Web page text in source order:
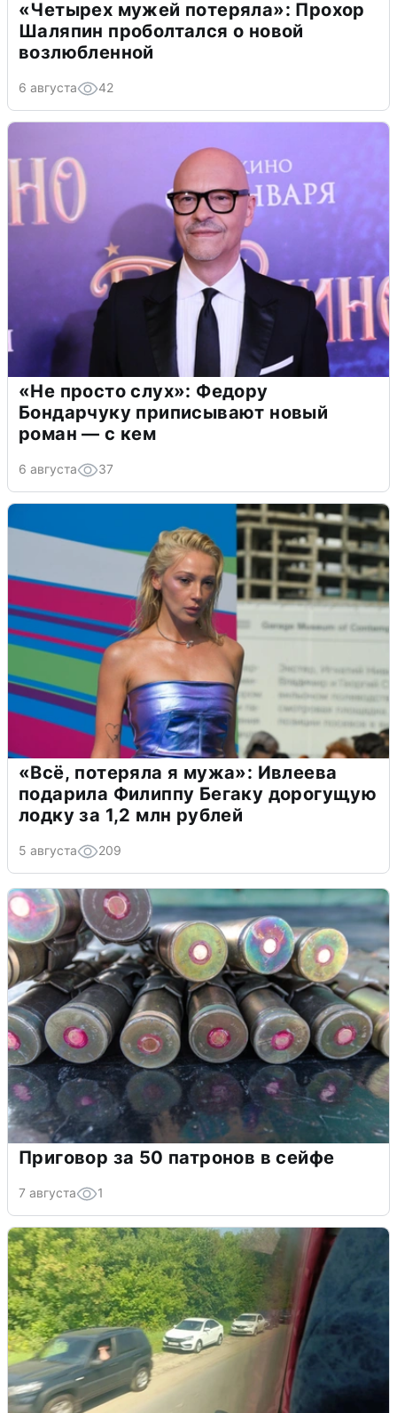
«Четырех мужей потеряла»: Прохор
Шаляпин проболтался о новой
возлюбленной
6 августа 42
«Не просто слух»: Федору
Бондарчуку приписывают новый
роман — с кем
6 августа 37
«Всё, потеряла я мужа»: Ивлеева
подарила Филиппу Бегаку дорогущую
лодку за 1,2 млн рублей
5 августа 209
Приговор за 50 патронов в сейфе
7 августа 1